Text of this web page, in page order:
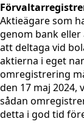
Aktieägare som
genom bank
att deltaga vid
aktierna i eget
omregistrering
den 17 maj
sådan
detta i god tid